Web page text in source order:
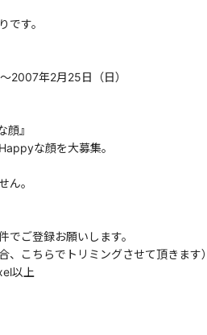
です。
2007年2月25日（日）
顔』
な顔を大募集。
ん。
でご登録お願いします。
、こちらでトリミングさせて頂きます）
以上